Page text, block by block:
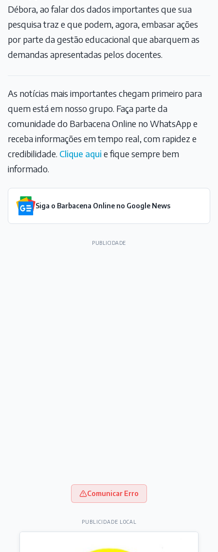
Débora, ao falar dos dados importantes que sua
pesquisa traz e que podem, agora, embasar ações
por parte da gestão educacional que abarquem as
demandas apresentadas pelos docentes.
As notícias mais importantes chegam primeiro para
quem está em nosso grupo. Faça parte da
comunidade do Barbacena Online no WhatsApp e
receba informações em tempo real, com rapidez e
credibilidade. Clique aqui e fique sempre bem
informado.
Siga o Barbacena Online no Google News
PUBLICIDADE
Comunicar Erro
PUBLICIDADE LOCAL